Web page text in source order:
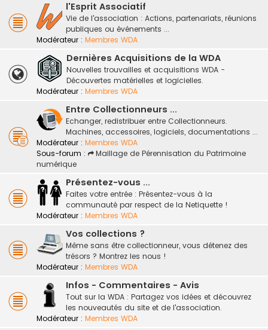
l'Esprit Associatif
Vie de l'association : Actions, partenariats, réunions
publiques ou événements ...
Modérateur : Membres WDA
Dernières Acquisitions de la WDA
Nouvelles trouvailles et acquisitions WDA -
Découvertes matérielles et logicielles.
Modérateur : Membres WDA
Entre Collectionneurs ...
Echanger, redistribuer entre Collectionneurs.
Machines, accessoires, logiciels, documentations ...
Modérateur : Membres WDA
Sous-forum :
Maillage de Pérennisation du Patrimoine
numérique
Présentez-vous ...
Faites votre entrée : Présentez-vous à la
communauté par respect de la Netiquette !
Modérateur : Membres WDA
Vos collections ?
Même sans être collectionneur, vous détenez des
trésors ? Montrez les nous !
Modérateur : Membres WDA
Infos - Commentaires - Avis
Tout sur la WDA : Partagez vos idées et découvrez
les nouveautés du site et de l'association.
Modérateur : Membres WDA